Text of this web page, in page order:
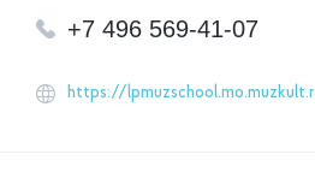
+7 496 569-41-07
https://